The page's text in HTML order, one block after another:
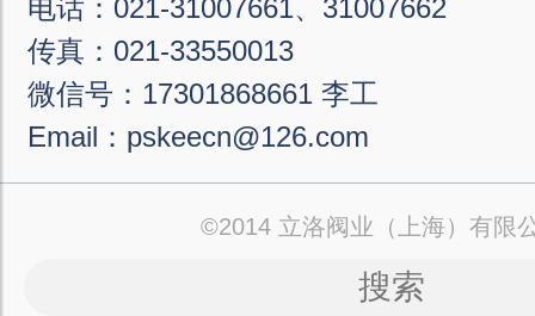
电话：021-31007661、31007662
传真：021-33550013
微信号：17301868661 李工
Email：pskeecn@126.com
©2014 立洛阀业（上海）有限